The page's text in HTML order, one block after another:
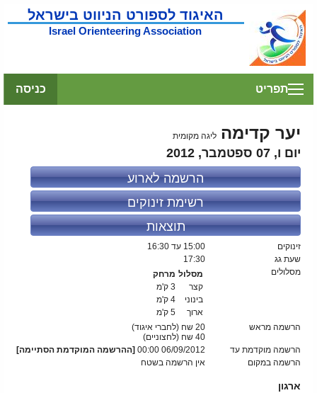
האיגוד לספורט הניווט בישראל
Israel Orienteering Association
כניסה תפריט
יער קדימה ליגה מקומית
יום ו, 07 ספטמבר, 2012
הרשמה לארוע
רשימת זינוקים
תוצאות
זינוקים 15:00 עד 16:30
שעת גג
17:30
מסלולים
מסלול מרחק
קצר
3 ק'מ
בינוני
4 ק'מ
ארוך
5 ק'מ
הרשמה מראש
20 שח (לחברי איגוד)
40 שח (לחצוניים)
הרשמה מוקדמת עד
06/09/2012 00:00
[ההרשמה המוקדמת הסתיימה]
הרשמה במקום
אין הרשמה בשטח
ארגון